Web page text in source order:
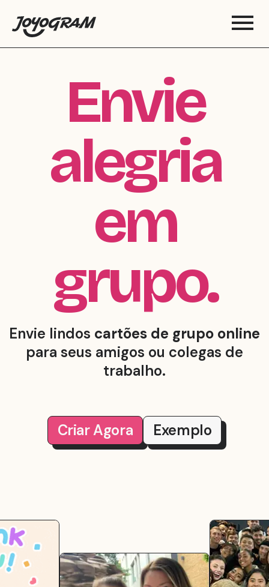
Envie
alegria
em
grupo.
Envie lindos cartões de grupo online
para seus amigos ou colegas de
trabalho.
CriarAgora Exemplo